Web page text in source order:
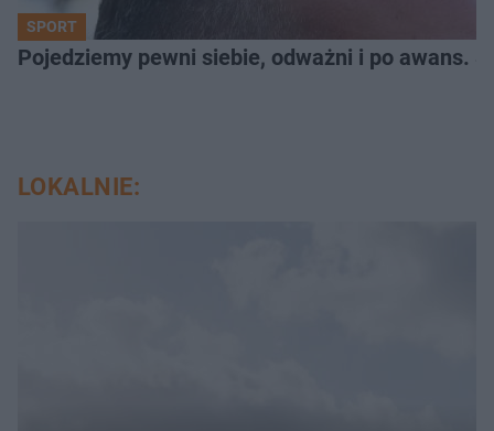
SPORT
Pojedziemy pewni siebie, odważni i po awans.
LOKALNIE: